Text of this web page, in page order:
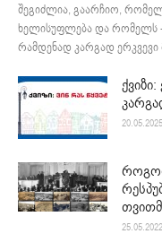
შეგიძლია, გაარჩიო,
ხელისუფლება და რომელს -
რამდენად კარგად